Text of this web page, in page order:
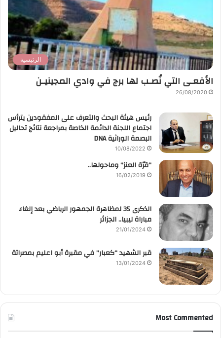
الرئيسية
الأفعـى التي نُصـب لها برج في وادي المجينيـن
26/08/2020
رئيس هيئة البحث والتعرف على المفقودين يترأس
اجتماع اللجنة الدائمة الخاصة بمراجعة نتائج تحاليل
البصمة الوراثية DNA
10/08/2022
“قرّة العنز” وماحولها..
16/02/2019
الذكرى 35 لمظاهرة الجمهور الرياضي بعد إلغاء
مباراة ليبيا.. الجزائر
21/01/2024
قبر الشهيد “كعبار” في مقبرة أبو اعليم بمصراتة
13/01/2024
Most Commented